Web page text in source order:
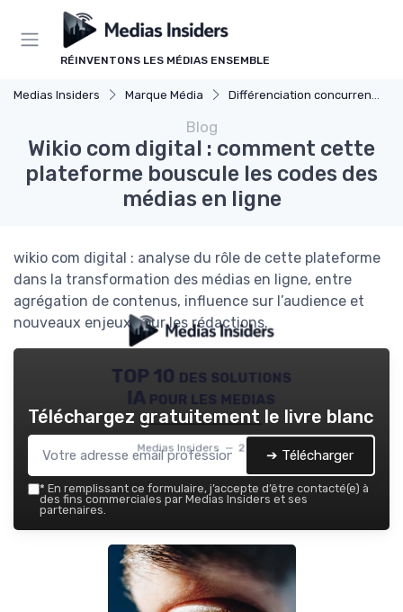
RÉINVENTONS LES MÉDIAS ENSEMBLE
Medias Insiders Marque Média Différenciation concurrentielle
Blog
Wikio com digital : comment cette
plateforme bouscule les codes des
médias en ligne
wikio com digital : analyse du rôle de cette plateforme
dans la transformation des médias en ligne, entre
agrégation de contenus, influence sur l’audience et
nouveaux enjeux pour les rédactions.
TOP 10 des solutions
IA pour les medias
Medias Insiders — 2026
Téléchargez gratuitement le livre blanc
➔ Télécharger
* En remplissant ce formulaire, j’accepte d’être contacté(e) à
des fins commerciales par Medias Insiders et ses
partenaires.
Panneau de gestion des cookies